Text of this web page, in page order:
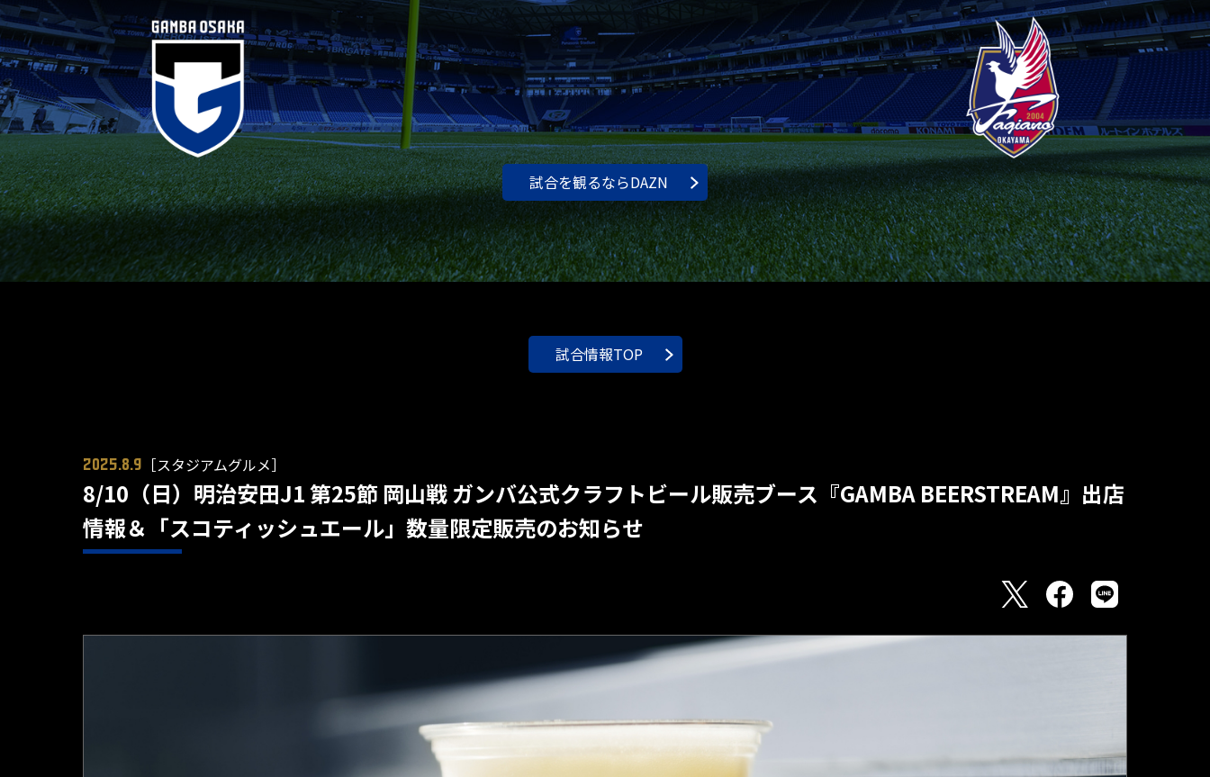
試合を観るならDAZN
試合情報TOP
2025.8.9 ［スタジアムグルメ］
8/10（日）明治安田J1 第25節 岡山戦 ガンバ公式クラフトビール販売ブース『GAMBA BEERSTREAM』出店
情報＆「スコティッシュエール」数量限定販売のお知らせ